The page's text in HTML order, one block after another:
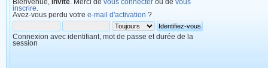
Bienvenue, Invité . Merci de vous connecter ou de vous
inscrire
Avez-vous perdu votre e-mail d'activation ?
Connexion avec identifiant, mot de passe et durée de la
session